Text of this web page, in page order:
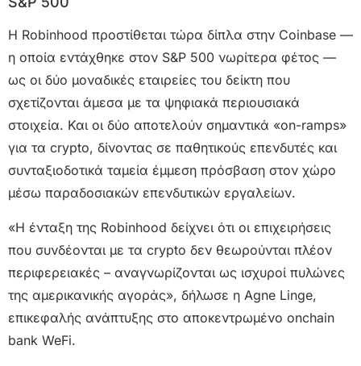
Η Robinhood προστίθεται τώρα δίπλα στην Coinbase —
η οποία εντάχθηκε στον S&P 500 νωρίτερα φέτος —
ως οι δύο μοναδικές εταιρείες του δείκτη που
σχετίζονται άμεσα με τα ψηφιακά περιουσιακά
στοιχεία. Και οι δύο αποτελούν σημαντικά «on-ramps»
για τα crypto, δίνοντας σε παθητικούς επενδυτές και
συνταξιοδοτικά ταμεία έμμεση πρόσβαση στον χώρο
μέσω παραδοσιακών επενδυτικών εργαλείων.
«Η ένταξη της Robinhood δείχνει ότι οι επιχειρήσεις
που συνδέονται με τα crypto δεν θεωρούνται πλέον
περιφερειακές – αναγνωρίζονται ως ισχυροί πυλώνες
της αμερικανικής αγοράς», δήλωσε η Agne Linge,
επικεφαλής ανάπτυξης στο αποκεντρωμένο onchain
bank WeFi.